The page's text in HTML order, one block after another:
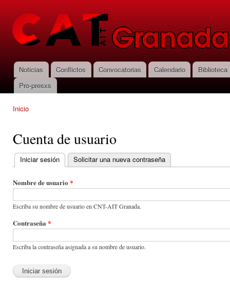
CNT-AIT
Granada
Menú principal
Noticias Conflictos Convocatorias Calendario
Biblioteca
Pro-presxs
Inicio
Cuenta de usuario
Solapas principales
Iniciar sesión (solapa activa)
Solicitar una nueva contraseña
Nombre de usuario *
Escriba su nombre de usuario en CNT-AIT Granada.
Contraseña *
Escriba la contraseña asignada a su nombre de usuario.